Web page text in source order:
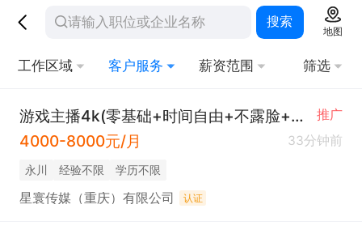
搜索
地图
工作区域 客户服务 薪资范围 筛选
游戏主播4k(零基础+时间自由+不露脸+可兼职） 推广
4000-8000元/月 33分钟前
永川 经验不限 学历不限
星寰传媒（重庆）有限公司 认证